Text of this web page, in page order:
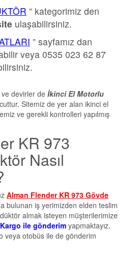
” kategorimiz den
ulaşabilirsiniz.
” sayfamız dan
veya 0535 023 62 87
devirler de İkinci El Motorlu
Sitemiz de yer alan ikinci el
ve gerekli kontrolleri yapılmış
KR 973
Nasıl
Alman Flender KR 973 Gövde
bulunan iş yerimizden elden teslim
almak isteyen müşterilerimize
ile gönderim yapmaktayız.
veya otobüs ile de gönderim